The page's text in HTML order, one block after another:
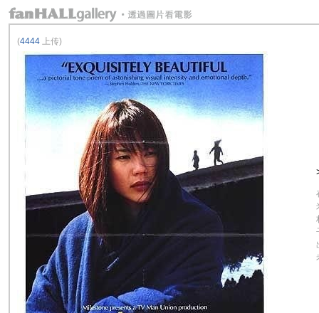
(4444 上传)